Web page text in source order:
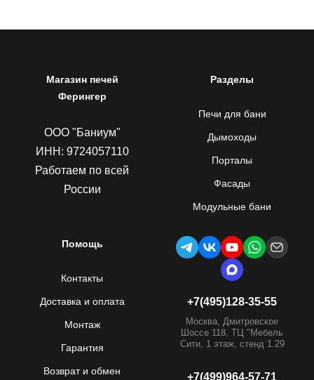
Магазин печей
Ферингер
ООО "Баниум"
ИНН: 9724057110
Работаем по всей
России
Разделы
Печи для бани
Дымоходы
Порталы
Фасады
Модульные бани
Помощь
Контакты
Доставка и оплата
Монтаж
Гарантия
Возврат и обмен
+7(495)128-35-55
Москва, Дмитровское
Шоссе 118, ТЦ "Мебель
Сити, 1 этаж, стенд 1.29
+7(499)964-57-71